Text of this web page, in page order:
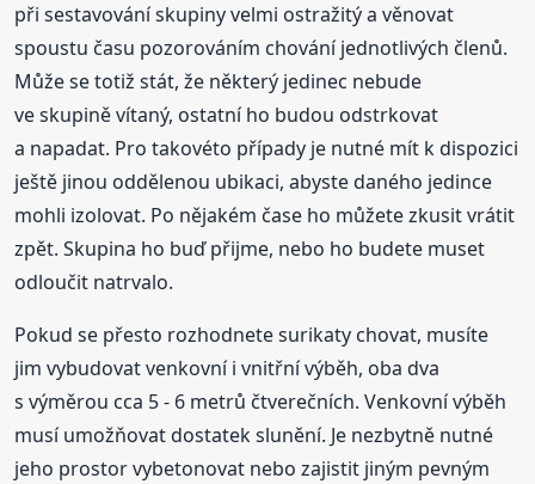
při sestavování skupiny velmi ostražitý a věnovat
spoustu času pozorováním chování jednotlivých členů.
Může se totiž stát, že některý jedinec nebude
ve skupině vítaný, ostatní ho budou odstrkovat
a napadat. Pro takovéto případy je nutné mít k dispozici
ještě jinou oddělenou ubikaci, abyste daného jedince
mohli izolovat. Po nějakém čase ho můžete zkusit vrátit
zpět. Skupina ho buď přijme, nebo ho budete muset
odloučit natrvalo.
Pokud se přesto rozhodnete surikaty chovat, musíte
jim vybudovat venkovní i vnitřní výběh, oba dva
s výměrou cca 5 - 6 metrů čtverečních. Venkovní výběh
musí umožňovat dostatek slunění. Je nezbytně nutné
jeho prostor vybetonovat nebo zajistit jiným pevným